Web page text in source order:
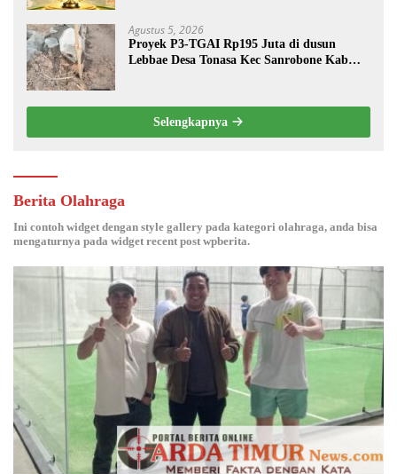
Agustus 5, 2026
Proyek P3-TGAI Rp195 Juta di dusun
Lebbae Desa Tonasa Kec Sanrobone Kab
Selengkapnya
Berita Olahraga
Ini contoh widget dengan style gallery pada kategori olahraga, anda bisa
mengaturnya pada widget recent post wpberita.